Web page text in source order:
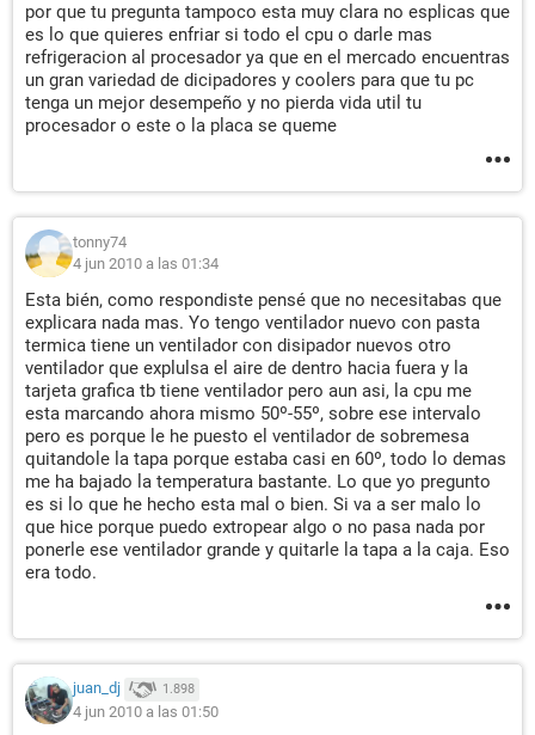
por que tu pregunta tampoco esta muy clara no esplicas que
es lo que quieres enfriar si todo el cpu o darle mas
refrigeracion al procesador ya que en el mercado encuentras
un gran variedad de dicipadores y coolers para que tu pc
tenga un mejor desempeño y no pierda vida util tu
procesador o este o la placa se queme
tonny74
4 jun 2010 a las 01:34
Esta bién, como respondiste pensé que no necesitabas que
explicara nada mas. Yo tengo ventilador nuevo con pasta
termica tiene un ventilador con disipador nuevos otro
ventilador que explulsa el aire de dentro hacia fuera y la
tarjeta grafica tb tiene ventilador pero aun asi, la cpu me
esta marcando ahora mismo 50º-55º, sobre ese intervalo
pero es porque le he puesto el ventilador de sobremesa
quitandole la tapa porque estaba casi en 60º, todo lo demas
me ha bajado la temperatura bastante. Lo que yo pregunto
es si lo que he hecho esta mal o bien. Si va a ser malo lo
que hice porque puedo extropear algo o no pasa nada por
ponerle ese ventilador grande y quitarle la tapa a la caja. Eso
era todo.
juan_dj 1.898
4 jun 2010 a las 01:50